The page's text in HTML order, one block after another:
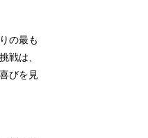
の最も
戦は、
びを見